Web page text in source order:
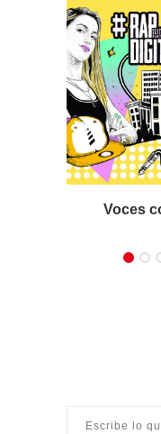
Voces